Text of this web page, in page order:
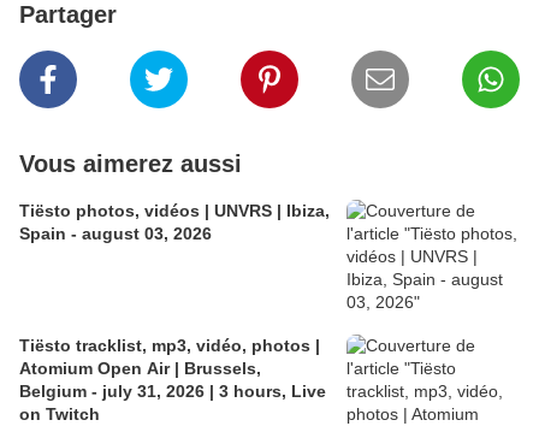
Partager
Vous aimerez aussi
Tiësto photos, vidéos | UNVRS | Ibiza,
Spain - august 03, 2026
Tiësto tracklist, mp3, vidéo, photos |
Atomium Open Air | Brussels,
Belgium - july 31, 2026 | 3 hours, Live
on Twitch